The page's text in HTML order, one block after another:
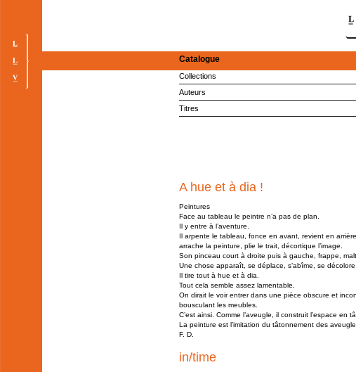
Catalogue
Collections
Auteurs
Titres
A hue et à dia !
Peintures
Face au tableau le peintre n’a pas de plan.
Il y entre à l’aventure.
Il arpente le tableau, fonce en avant, revient en
arrache la peinture, plie le trait, décortique l’image.
Son pinceau court à droite puis à gauche, frappe,
Une chose apparaît, se déplace, s’abîme, se décolore.
Il tire tout à hue et à dia.
Tout cela semble assez lamentable.
On dirait le voir entrer dans une pièce obscure et
bousculant les meubles.
C’est ainsi. Comme l’aveugle, il construit l’espace en
La peinture est l’imitation du tâtonnement des
F. D.
in/time